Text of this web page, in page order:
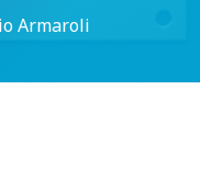
Armaroli